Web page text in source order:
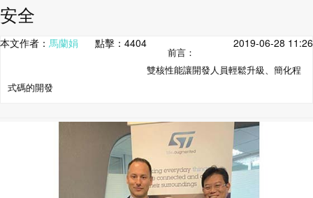
安全
本文作者： 馬蘭娟 點擊： 4404 2019-06-28 11:26
前言：
雙核性能讓開發人員輕鬆升級、簡化程
式碼的開發